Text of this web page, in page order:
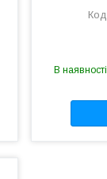
В наявності